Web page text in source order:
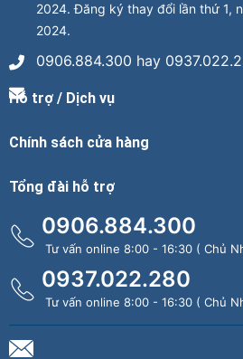
2024. Đăng ký thay đổi lần thứ 1,
2024.
0906.884.300 hay
Hỗ trợ / Dịch vụ
Chính sách cửa hàng
Tổng đài hỗ trợ
0906.884.300
Tư vấn online 8:00 - 16:30 ( Chủ
0937.022.280
Tư vấn online 8:00 - 16:30 ( Chủ